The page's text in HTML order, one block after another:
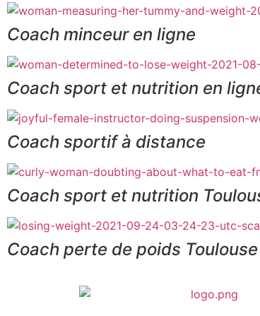
Coach minceur en ligne
Coach sport et nutrition en
Coach sportif à distance
Coach sport et nutrition
Coach perte de poids Toulouse